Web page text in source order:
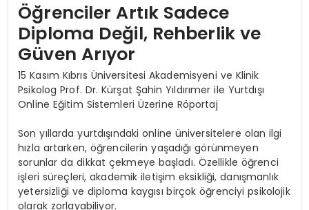
Öğrenciler Artık Sadece
Diploma Değil, Rehberlik ve
Güven Arıyor
15 Kasım Kıbrıs Üniversitesi Akademisyeni ve Klinik
Psikolog Prof. Dr. Kürşat Şahin Yıldırımer ile Yurtdışı
Online Eğitim Sistemleri Üzerine Röportaj
Son yıllarda yurtdışındaki online üniversitelere olan ilgi
hızla artarken, öğrencilerin yaşadığı görünmeyen
sorunlar da dikkat çekmeye başladı. Özellikle öğrenci
işleri süreçleri, akademik iletişim eksikliği, danışmanlık
yetersizliği ve diploma kaygısı birçok öğrenciyi psikolojik
olarak zorlayabiliyor.